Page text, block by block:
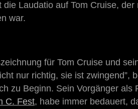
die Laudatio auf Tom Cruise,
war.
für Tom Cruise und
nur richtig, sie ist zwingend”,
zu Beginn. Sein Vorgänger als
C. Fest, habe immer bedauert,